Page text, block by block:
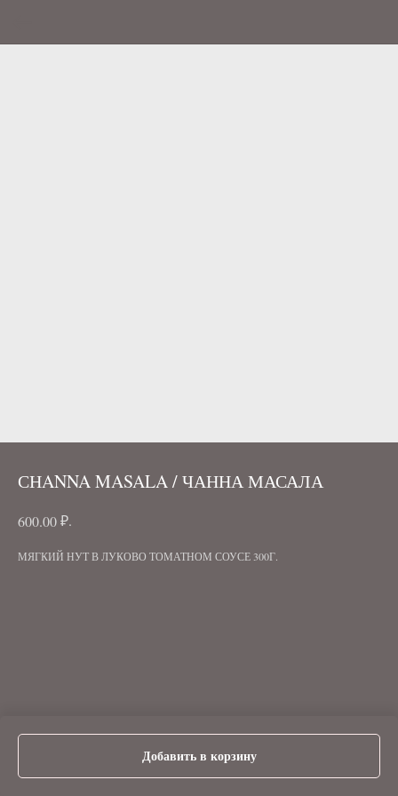
СНANNA MASALA / ЧАННА МАСАЛА
600.00₽.
Добавить в корзину
МЯГКИЙ НУТ В ЛУКОВО ТОМАТНОМ СОУСЕ 300Г.